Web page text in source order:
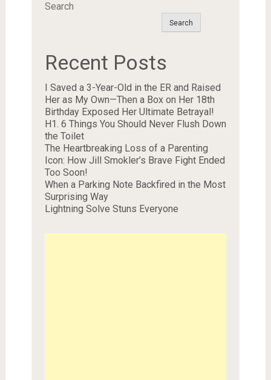
Search
Search
Recent Posts
I Saved a 3-Year-Old in the ER and Raised
Her as My Own—Then a Box on Her 18th
Birthday Exposed Her Ultimate Betrayal!
H1. 6 Things You Should Never Flush Down
the Toilet
The Heartbreaking Loss of a Parenting
Icon: How Jill Smokler’s Brave Fight Ended
Too Soon!
When a Parking Note Backfired in the Most
Surprising Way
Lightning Solve Stuns Everyone